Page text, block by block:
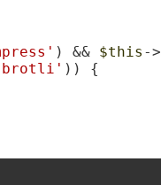
) && $this ->
)) {